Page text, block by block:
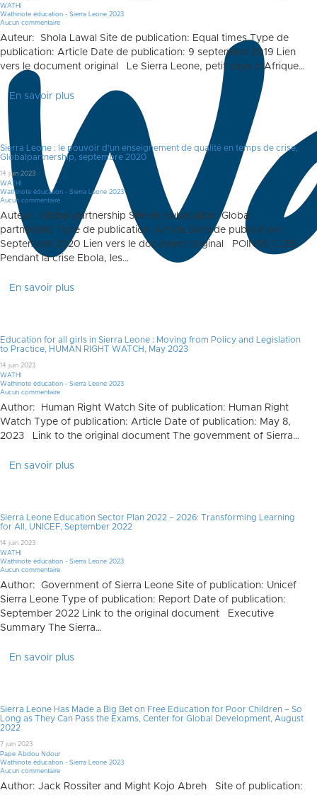
WATHI
Wathinote éducation - Sierra Leone 2023
Aucun commentaire
Auteur: Shola Lawal Site de publication: Equal times Type de
publication: Article Date de publication: 9 septembre 2019 Lien
vers le document original Le Sierra Leone, petit pays d’Afrique…
En savoir plus
Sierra Leone : le pouvoir d’un enseignement de qualité en temps de crise,
Globalpartnership, septembre 2020
14 juin 2023
WATHI
Wathinote éducation - Sierra Leone 2023
Aucun commentaire
Auteur: Global partnership Site de publication: Global
partnership Type de publication: Article Date de publication:
Septembre 2020 Lien vers le document original POINTS CLÉS
Pendant la crise Ebola, les…
En savoir plus
Education for all girls in Sierra Leone : Moving from Policy and Legislation
to Practice, HUMAN RIGHT WATCH, May 2023
14 juin 2023
WATHI
Wathinote éducation - Sierra Leone 2023
Aucun commentaire
Author: Human Right Watch Site of publication: Human Right
Watch Type of publication: Article Date of publication: May 8,
2023 Link to the original document The government of Sierra…
En savoir plus
Sierra Leone Education Sector Plan 2022 – 2026: Transforming Learning
for All, UNICEF, September 2022
14 juin 2023
WATHI
Wathinote éducation - Sierra Leone 2023
Aucun commentaire
Author: Government of Sierra Leone Site of publication: Unicef
Sierra Leone Type of publication: Report Date of publication:
September 2022 Link to the original document Executive
Summary The Sierra…
En savoir plus
Sierra Leone Has Made a Big Bet on Free Education for Poor Children – So
Long as They Can Pass the Exams, Center for Global Development, August
2022
7 juin 2023
Pape Abdou Ndour
Wathinote éducation - Sierra Leone 2023
Aucun commentaire
Author: Jack Rossiter and Might Kojo Abreh Site of publication: